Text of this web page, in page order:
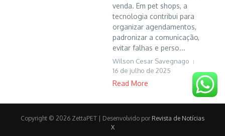
venda. Em pet shops, a
tecnologia contribui para
organizar agendamentos,
padronizar a comunicação,
evitar falhas e perso...
Wilson Cesar Savegnago
16 de julho de 2025
Read More
Copyright © 2026 ZettaPET | Desenvolvido por Revista de Notícias
X